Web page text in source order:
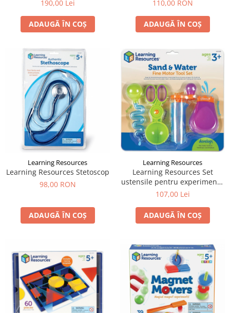
190,00 Lei
ADAUGĂ ÎN COȘ
110,00 RON
ADAUGĂ ÎN COȘ
Learning Resources
Learning Resources Stetoscop
98,00 RON
ADAUGĂ ÎN COȘ
Learning Resources
Learning Resources Set
ustensile pentru experimente
- Apă și Nisip
107,00 Lei
ADAUGĂ ÎN COȘ